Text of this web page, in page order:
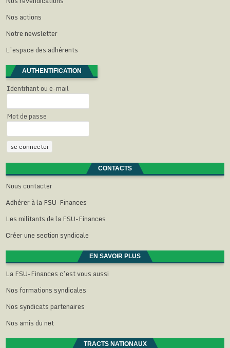
Nos actions
Notre newsletter
L’espace des adhérents
AUTHENTIFICATION
Identifiant ou e-mail
Mot de passe
CONTACTS
Nous contacter
Adhérer à la FSU-Finances
Les militants de la FSU-Finances
Créer une section syndicale
EN SAVOIR PLUS
La FSU-Finances c’est vous aussi
Nos formations syndicales
Nos syndicats partenaires
Nos amis du net
TRACTS NATIONAUX